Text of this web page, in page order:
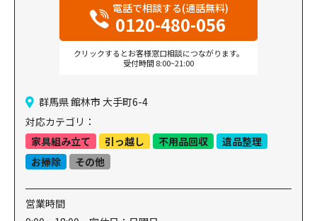
電話で相談する(通話無料)
0120-480-056
クリックするとお客様窓口相談につながります。
受付時間 8:00~21:00
群馬県 館林市 大手町6-4
対応カテゴリ：
家具組み立て
引っ越し 不用品回収
遺品整理
お掃除
その他
営業時間